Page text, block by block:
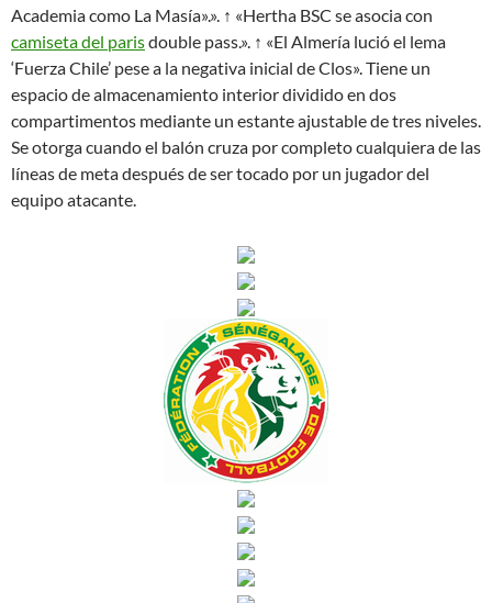
Academia como La Masía».». ↑ «Hertha BSC se asocia con
camiseta del parisdouble pass.». ↑ «El Almería lució el lema
‘Fuerza Chile’ pese a la negativa inicial de Clos». Tiene un
espacio de almacenamiento interior dividido en dos
compartimentos mediante un estante ajustable de tres niveles.
Se otorga cuando el balón cruza por completo cualquiera de las
líneas de meta después de ser tocado por un jugador del
equipo atacante.